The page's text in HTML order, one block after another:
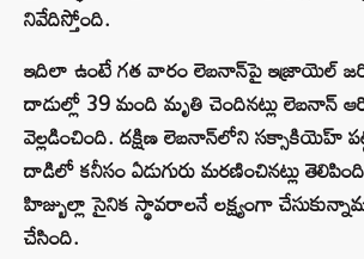
నివేదిస్తోంది.
ఇదిలా ఉంటే గత వారం లెబనాన్‌పై ఇజ్రాయెల్
దాడుల్లో 39 మంది మృతి చెందినట్లు లెబనాన్
వెల్లడించింది. దక్షిణ లెబనాన్‌లోని సక్సాకియెహ్
దాడిలో కనీసం ఏడుగురు మరణించినట్లు
హిజ్బుల్లా సైనిక స్థావరాలనే లక్ష్యంగా
చేసింది.